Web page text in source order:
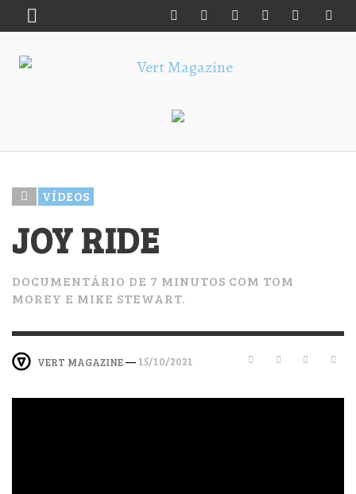
VÍDEOS
JOY RIDE
DOCUMENTÁRIO DE 7 MINUTOS COM TOM
MOREY E MIKE STEWART.
VERT MAGAZINE— 15/10/2021